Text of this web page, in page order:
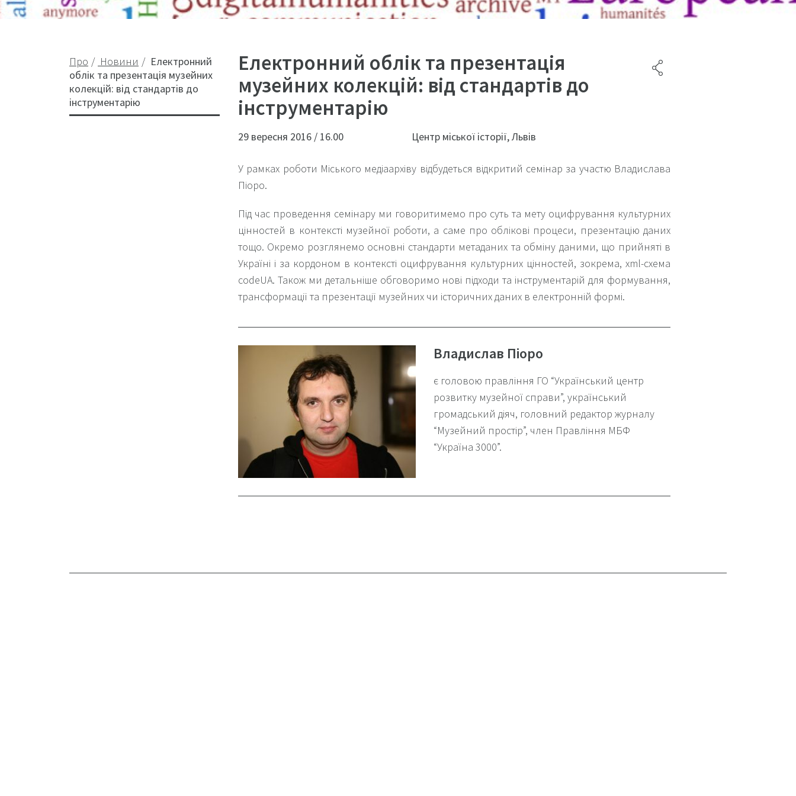
Про Новини
Електронний
облік та презентація музейних
колекцій: від стандартів до
інструментарію
Електронний облік та презентація
музейних колекцій: від стандартів до
інструментарію
29 вересня 2016 / 16.00 Центр міської історії, Львів
У рамках роботи Міського медіаархіву відбудеться відкритий семінар за участю Владислава
Піоро.
Під час проведення семінару ми говоритимемо про суть та мету оцифрування культурних
цінностей в контексті музейної роботи, а саме про облікові процеси, презентацію даних
тощо. Окремо розглянемо основні стандарти метаданих та обміну даними, що прийняті в
Україні і за кордоном в контексті оцифрування культурних цінностей, зокрема, xml-схема
codeUA. Також ми детальніше обговоримо нові підходи та інструментарій для формування,
трансформації та презентації музейних чи історичних даних в електронній формі.
Владислав Піоро
є головою правління ГО “Український центр
розвитку музейної справи”, український
громадський діяч, головний редактор журналу
“Музейний простір”, член Правління МБФ
“Україна 3000”.